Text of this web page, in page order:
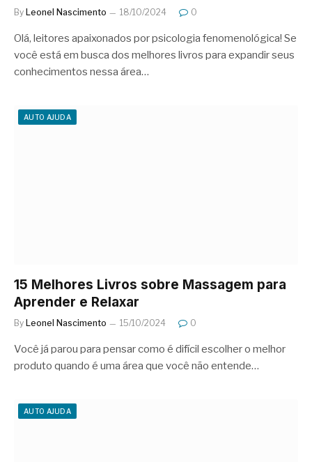
By Leonel Nascimento 18/10/2024 0
Olá, leitores apaixonados por psicologia fenomenológica! Se
você está em busca dos melhores livros para expandir seus
conhecimentos nessa área…
AUTO AJUDA
15 Melhores Livros sobre Massagem para
Aprender e Relaxar
By Leonel Nascimento 15/10/2024 0
Você já parou para pensar como é difícil escolher o melhor
produto quando é uma área que você não entende…
AUTO AJUDA